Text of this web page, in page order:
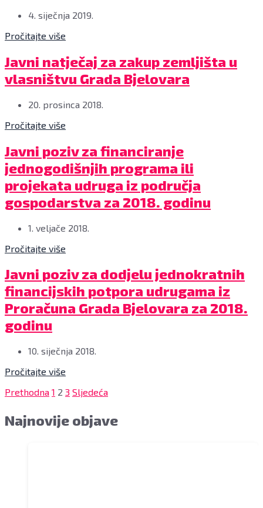
4. siječnja 2019.
Pročitajte više
Javni natječaj za zakup zemljišta u
vlasništvu Grada Bjelovara
20. prosinca 2018.
Pročitajte više
Javni poziv za financiranje
jednogodišnjih programa ili
projekata udruga iz područja
gospodarstva za 2018. godinu
1. veljače 2018.
Pročitajte više
Javni poziv za dodjelu jednokratnih
financijskih potpora udrugama iz
Proračuna Grada Bjelovara za 2018.
godinu
10. siječnja 2018.
Pročitajte više
Brojevi
stranica
objava
Prethodna 1 2 3 Sljedeća
Najnovije objave